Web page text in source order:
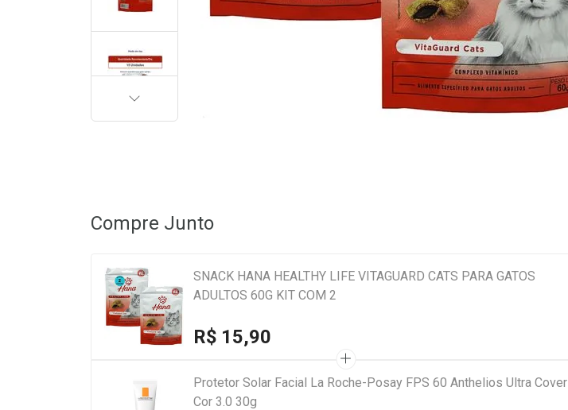
PRÓXIMA
Compre Junto
SNACK HANA HEALTHY LIFE VITAGUARD CATS PARA GATOS
ADULTOS 60G KIT COM 2
R$ 15,90
Protetor Solar Facial La Roche-Posay FPS 60 Anthelios Ultra Cover
Cor 3.0 30g